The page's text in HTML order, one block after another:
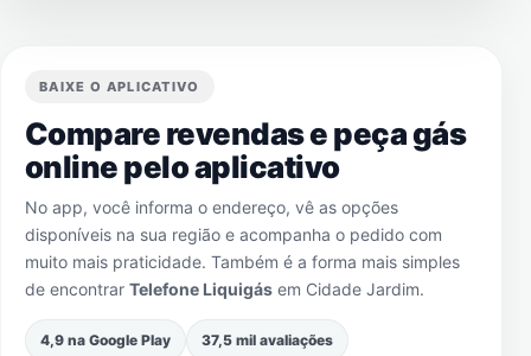
BAIXE O APLICATIVO
Compare revendas e peça gás
online pelo aplicativo
No app, você informa o endereço, vê as opções
disponíveis na sua região e acompanha o pedido com
muito mais praticidade. Também é a forma mais simples
de encontrar Telefone Liquigás em Cidade Jardim.
4,9 na Google Play 37,5 mil avaliações